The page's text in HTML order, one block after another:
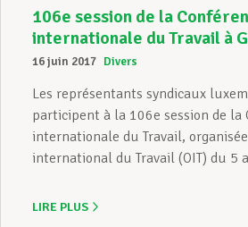
106e session de la
internationale du Travail à
16 juin 2017 Divers
Les représentants syndicaux
participent à la 106e session de la
internationale du Travail,
international du Travail (OIT) du 5
LIRE PLUS